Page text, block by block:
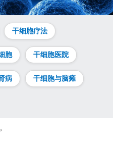
间充质干细胞（MSC）疗
心方向。持续更新1型与2
。
干细胞疗法
胞 干细胞医院
病 干细胞与脑瘫